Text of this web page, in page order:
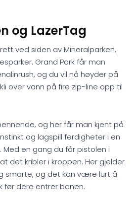
og LazerTag
ved siden av Mineralparken,
Grand Park får man
og du vil nå høyder på
over vann på fire zip-line opp til
og her får man kjent på
og lagspill ferdigheter i en
en gang du får pistolen i
det kribler i kroppen. Her gjelder
smarte, og det kan være lurt å
før dere entrer banen.